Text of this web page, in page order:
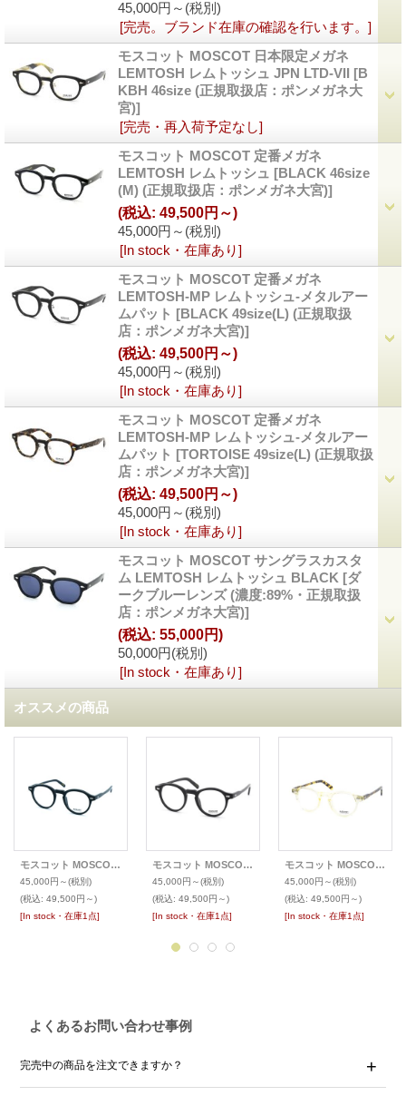
45,000円～ (税別)
[完売。ブランド在庫の確認を行います。]
モスコット MOSCOT 日本限定メガネ
LEMTOSH レムトッシュ JPN LTD-VII [B
KBH 46size (正規取扱店：ポンメガネ大
宮)]
[完売・再入荷予定なし]
モスコット MOSCOT 定番メガネ
LEMTOSH レムトッシュ [BLACK 46size
(M) (正規取扱店：ポンメガネ大宮)]
45,000円～ (税別)
(税込: 49,500円～)
[In stock・在庫あり]
モスコット MOSCOT 定番メガネ
LEMTOSH-MP レムトッシュ-メタルアー
ムパット [BLACK 49size(L) (正規取扱
店：ポンメガネ大宮)]
45,000円～ (税別)
(税込: 49,500円～)
[In stock・在庫あり]
モスコット MOSCOT 定番メガネ
LEMTOSH-MP レムトッシュ-メタルアー
ムパット [TORTOISE 49size(L) (正規取扱
店：ポンメガネ大宮)]
45,000円～ (税別)
(税込: 49,500円～)
[In stock・在庫あり]
モスコット MOSCOT サングラスカスタ
ム LEMTOSH レムトッシュ BLACK [ダ
ークブルーレンズ (濃度:89%・正規取扱
店：ポンメガネ大宮)]
50,000円(税別)
(税込: 55,000円)
[In stock・在庫あり]
オススメの商品
モスコット MOSCOT メガネ MILTZEN ミルツェン
45,000円～(税別)
(税込: 49,500円～)
[In stock・在庫1点]
モスコット MOSCOT メガネ MILTZEN ミルツェン
45,000円～(税別)
(税込: 49,500円～)
[In stock・在庫1点]
モスコット MOSCOT メガネ MILTZEN ミルツェン
45,000円～(税別)
(税込: 49,500円～)
[In stock・在庫1点]
よくあるお問い合わせ事例
完売中の商品を注文できますか？